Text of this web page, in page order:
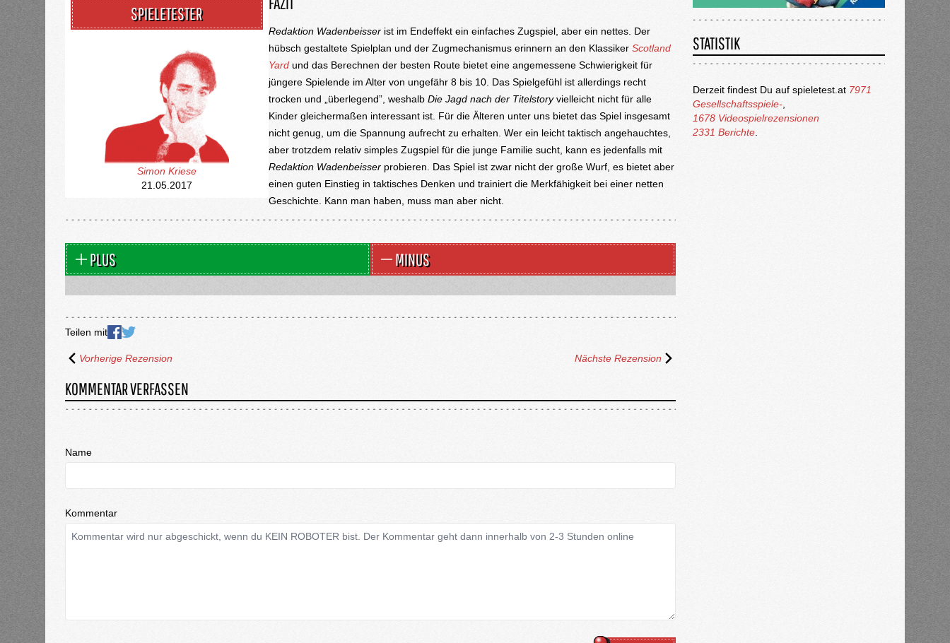
SPIELETESTER
Simon Kriese
21.05.2017
Redaktion Wadenbeisserist im Endeffekt ein einfaches Zugspiel, aber ein nettes. Der
hübsch gestaltete Spielplan und der Zugmechanismus erinnern an den Klassiker Scotland
Yardund das Berechnen der besten Route bietet eine angemessene Schwierigkeit für
jüngere Spielende im Alter von ungefähr 8 bis 10. Das Spielgefühl ist allerdings recht
trocken und „überlegend”, weshalb Die Jagd nach der Titelstoryvielleicht nicht für alle
Kinder gleichermaßen interessant ist. Für die Älteren unter uns bietet das Spiel insgesamt
nicht genug, um die Spannung aufrecht zu erhalten. Wer ein leicht taktisch angehauchtes,
aber trotzdem relativ simples Zugspiel für die junge Familie sucht, kann es jedenfalls mit
Redaktion Wadenbeisserprobieren. Das Spiel ist zwar nicht der große Wurf, es bietet aber
einen guten Einstieg in taktisches Denken und trainiert die Merkfähigkeit bei einer netten
Geschichte. Kann man haben, muss man aber nicht.
PLUS MINUS
Teilen mit
Vorherige Rezension Nächste Rezension
KOMMENTAR VERFASSEN
Name
Kommentar
STATISTIK
Derzeit findest Du auf spieletest.at 7971
Gesellschaftsspiele-,
1678 Videospielrezensionen
2331 Berichte.